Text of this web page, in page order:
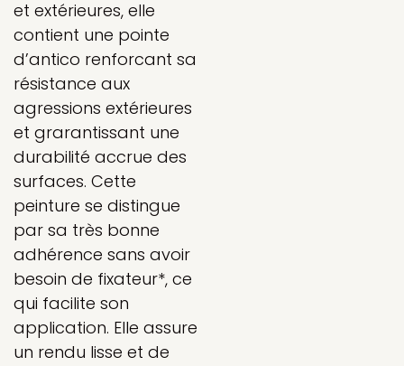
et extérieures, elle
contient une pointe
d’antico renforcant sa
résistance aux
agressions extérieures
et grarantissant une
durabilité accrue des
surfaces. Cette
peinture se distingue
par sa très bonne
adhérence sans avoir
besoin de fixateur*, ce
qui facilite son
application. Elle assure
un rendu lisse et de